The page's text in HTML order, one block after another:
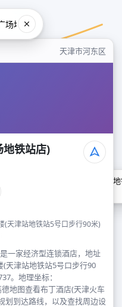
天津市河东区
地铁站店)
(天津站地铁站5号口步行90米)
一家经济型连锁酒店，地址
天津站地铁站5号口步行90
。地理坐标：
地图查看布丁酒店(天津火车
划到达路线，以及查找周边设
布丁酒店(天津火车站北广场